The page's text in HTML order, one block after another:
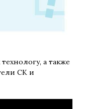
а также
СК и